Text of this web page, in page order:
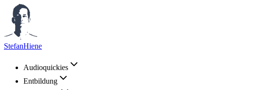
StefanHiene
Audioquickies
Entbildung